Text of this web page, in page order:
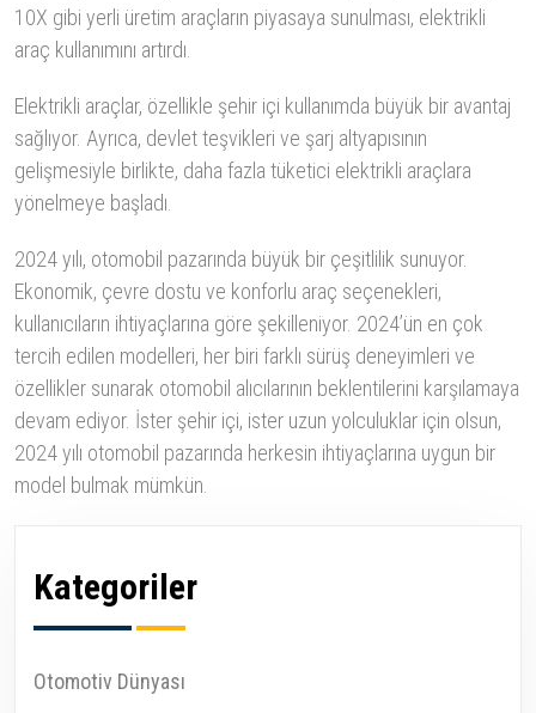
10X gibi yerli üretim araçların piyasaya sunulması, elektrikli
araç kullanımını artırdı.
Elektrikli araçlar, özellikle şehir içi kullanımda büyük bir avantaj
sağlıyor. Ayrıca, devlet teşvikleri ve şarj altyapısının
gelişmesiyle birlikte, daha fazla tüketici elektrikli araçlara
yönelmeye başladı.
2024 yılı, otomobil pazarında büyük bir çeşitlilik sunuyor.
Ekonomik, çevre dostu ve konforlu araç seçenekleri,
kullanıcıların ihtiyaçlarına göre şekilleniyor. 2024’ün en çok
tercih edilen modelleri, her biri farklı sürüş deneyimleri ve
özellikler sunarak otomobil alıcılarının beklentilerini karşılamaya
devam ediyor. İster şehir içi, ister uzun yolculuklar için olsun,
2024 yılı otomobil pazarında herkesin ihtiyaçlarına uygun bir
model bulmak mümkün.
Kategoriler
Otomotiv Dünyası